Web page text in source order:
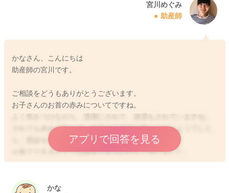
宮川めぐみ
助産師
かなさん、こんにちは
助産師の宮川です。
ご相談をどうもありがとうございます。
お子さんのお首の赤みについてですね。
よく気をつけながら、清潔にされて、保湿もされていますね。
それでも赤みが引かず、改善する様子が見られないようでした
ら、受診をしていただいても良いかと思いますよ。
お家でできるケアでは限界もあるのかなと思いました。
よかったら参考になさってみてください。
アプリで回答を見る
かな